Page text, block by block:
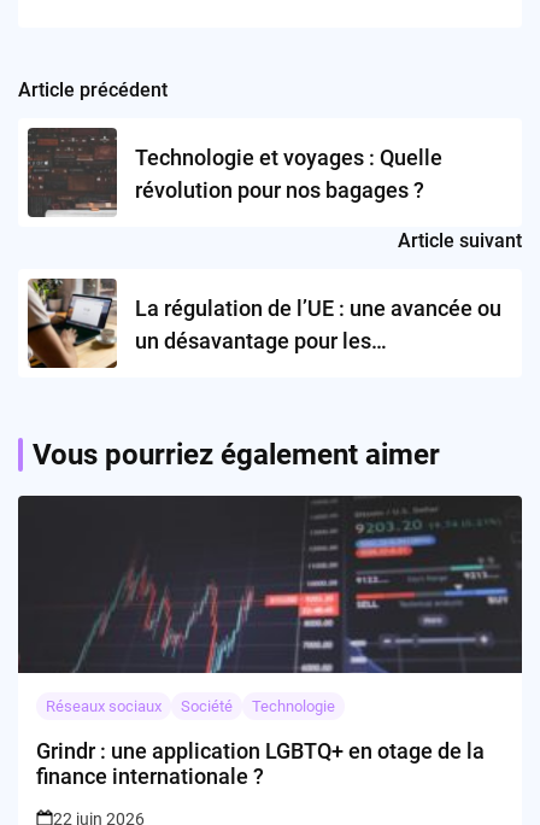
Post
navigation
Article précédent
Technologie et voyages : Quelle
révolution pour nos bagages ?
Article suivant
La régulation de l’UE : une avancée ou
un désavantage pour les
Vous pourriez également aimer
Réseaux sociaux Société Technologie
Grindr : une application LGBTQ+ en otage de la
finance internationale ?
22 juin 2026